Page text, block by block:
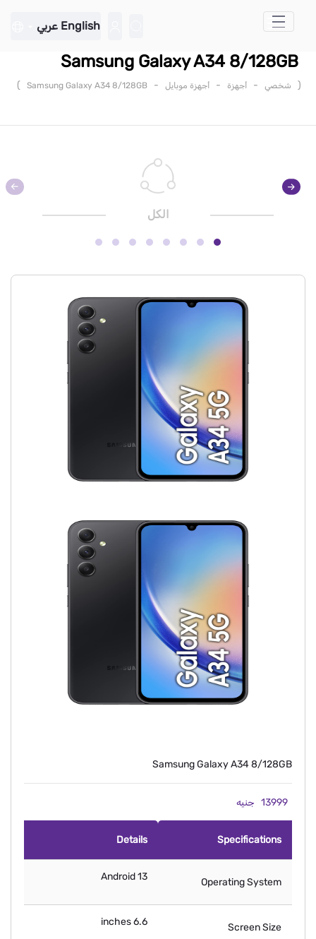
تخطي إلى المحتوى الرئيسي
English عربي
Samsung Galaxy A34 8/128GB
( شخصي - أجهزة - أجهزة موبايل -
Samsung Galaxy A34 8/128GB
)
الكل
Samsung Galaxy A34 8/128GB
13999 جنيه
Specifications
Details
Operating System
Android 13
Screen Size
6.6 inches